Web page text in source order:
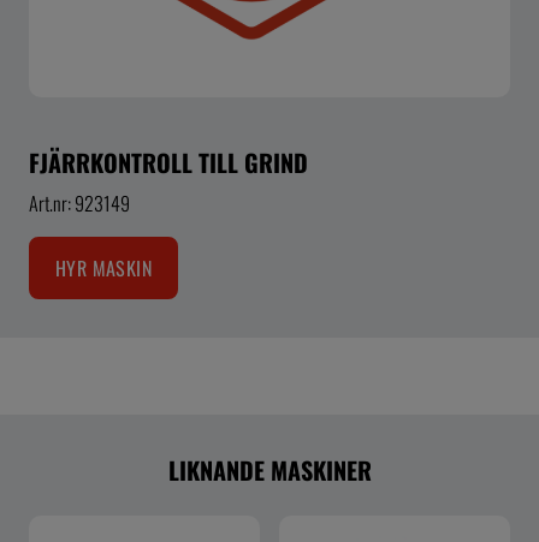
FJÄRRKONTROLL TILL GRIND
Art.nr: 923149
HYR MASKIN
LIKNANDE MASKINER